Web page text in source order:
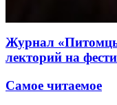
Журнал
лекторий на
Самое читаемое